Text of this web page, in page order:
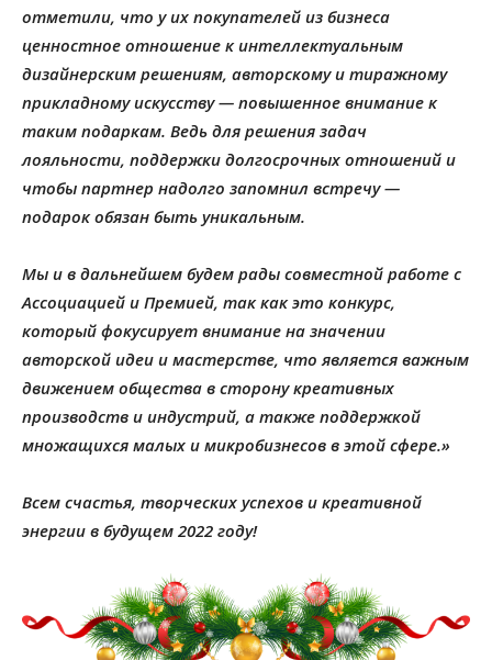
отметили, что у их покупателей из бизнеса
ценностное отношение к интеллектуальным
дизайнерским решениям, авторскому и тиражному
прикладному искусству — повышенное внимание к
таким подаркам. Ведь для решения задач
лояльности, поддержки долгосрочных отношений и
чтобы партнер надолго запомнил встречу —
подарок обязан быть уникальным.
Мы и в дальнейшем будем рады совместной работе с
Ассоциацией и Премией, так как это конкурс,
который фокусирует внимание на значении
авторской идеи и мастерстве, что является важным
движением общества в сторону креативных
производств и индустрий, а также поддержкой
множащихся малых и микробизнесов в этой сфере.»
Всем счастья, творческих успехов и креативной
энергии в будущем 2022 году!